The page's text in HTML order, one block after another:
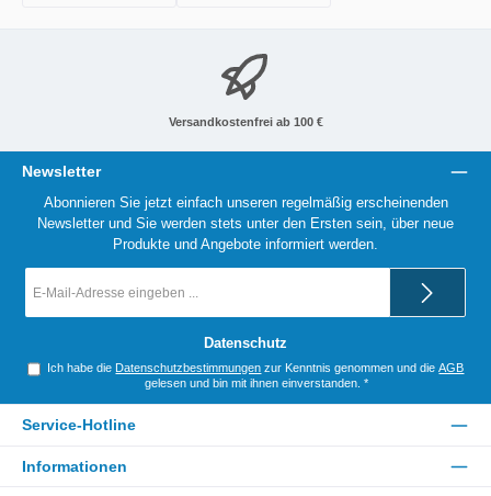
Versandkostenfrei ab 100 €
Newsletter
Abonnieren Sie jetzt einfach unseren regelmäßig erscheinenden
Newsletter und Sie werden stets unter den Ersten sein, über neue
Produkte und Angebote informiert werden.
Mail-
Datenschutz
Ich habe die Datenschutzbestimmungen zur Kenntnis genommen und dieAGB
gelesen und bin mit ihnen einverstanden. *
Service-Hotline
Informationen